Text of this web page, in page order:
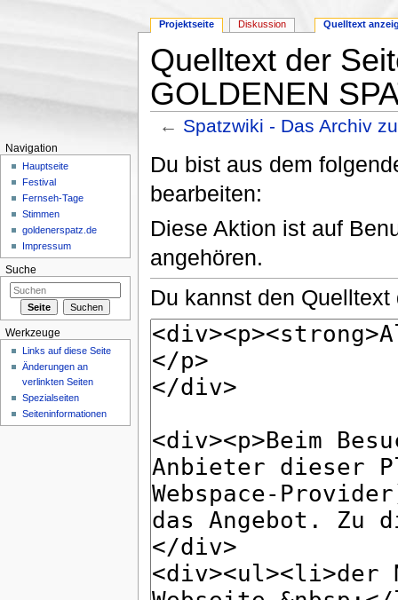
Quelltext der
GOLDENEN
← Spatzwiki - Das Archiv
Du bist aus dem
bearbeiten:
Diese Aktion ist auf
angehören.
Du kannst den
Projektseite Diskussion Quelltext
Navigation
Hauptseite
Festival
Fernseh-Tage
Stimmen
goldenerspatz.de
Impressum
Suche
Werkzeuge
Links auf diese Seite
Änderungen an
verlinkten Seiten
Spezialseiten
Seiten­informationen